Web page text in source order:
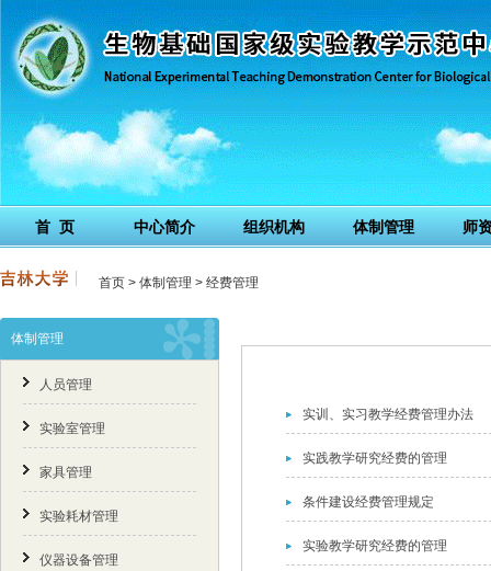
首 页 中心简介 组织机构 体制管理 师
首页 > 体制管理 > 经费管理
体制管理
人员管理
实验室管理
家具管理
实验耗材管理
仪器设备管理
实训、实习教学经费管理办法
实践教学研究经费的管理
条件建设经费管理规定
实验教学研究经费的管理